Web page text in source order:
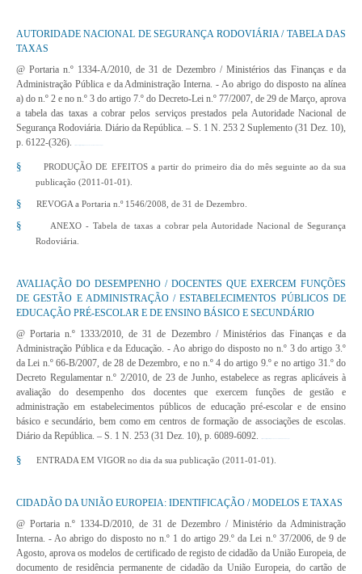
AUTORIDADE NACIONAL DE SEGURANÇA RODOVIÁRIA / TABELA DAS
TAXAS
@ Portaria n.º 1334-A/2010, de 31 de Dezembro/ Ministérios das Finanças e da
Administração Pública e da Administração Interna. - Ao abrigo do disposto na alínea
a) do n.º 2 e no n.º 3 do artigo 7.º do Decreto-Lei n.º 77/2007, de 29 de Março, aprova
a tabela das taxas a cobrar pelos serviços prestados pela Autoridade Nacional de
Segurança Rodoviária. Diário da República. – S. 1 N. 253 2 Suplemento (31 Dez. 10),
p. 6122-(326).
§
PRODUÇÃO DE EFEITOS a partir do primeiro dia do mês seguinte ao da sua
publicação (2011-01-01).
§ REVOGA a Portaria n.º 1546/2008, de 31 de Dezembro.
§
ANEXO - Tabela de taxas a cobrar pela Autoridade Nacional de Segurança
Rodoviária.
AVALIAÇÃO DO DESEMPENHO / DOCENTES QUE EXERCEM FUNÇÕES
DE GESTÃO E ADMINISTRAÇÃO / ESTABELECIMENTOS PÚBLICOS DE
EDUCAÇÃO PRÉ-ESCOLAR E DE ENSINO BÁSICO E SECUNDÁRIO
@ Portaria n.º 1333/2010, de 31 de Dezembro/ Ministérios das Finanças e da
Administração Pública e da Educação. - Ao abrigo do disposto no n.º 3 do artigo 3.º
da Lei n.º 66-B/2007, de 28 de Dezembro, e no n.º 4 do artigo 9.º e no artigo 31.º do
Decreto Regulamentar n.º 2/2010, de 23 de Junho, estabelece as regras aplicáveis à
avaliação do desempenho dos docentes que exercem funções de gestão e
administração em estabelecimentos públicos de educação pré-escolar e de ensino
básico e secundário, bem como em centros de formação de associações de escolas.
Diário da República. – S. 1 N. 253 (31 Dez. 10), p. 6089-6092.
§ ENTRADA EM VIGOR no dia da sua publicação (2011-01-01).
CIDADÃO DA UNIÃO EUROPEIA: IDENTIFICAÇÃO / MODELOS E TAXAS
@ Portaria n.º 1334-D/2010, de 31 de Dezembro / Ministério da Administração
Interna. - Ao abrigo do disposto no n.º 1 do artigo 29.º da Lei n.º 37/2006, de 9 de
Agosto, aprova os modelos de certificado de registo de cidadão da União Europeia, de
documento de residência permanente de cidadão da União Europeia, do cartão de